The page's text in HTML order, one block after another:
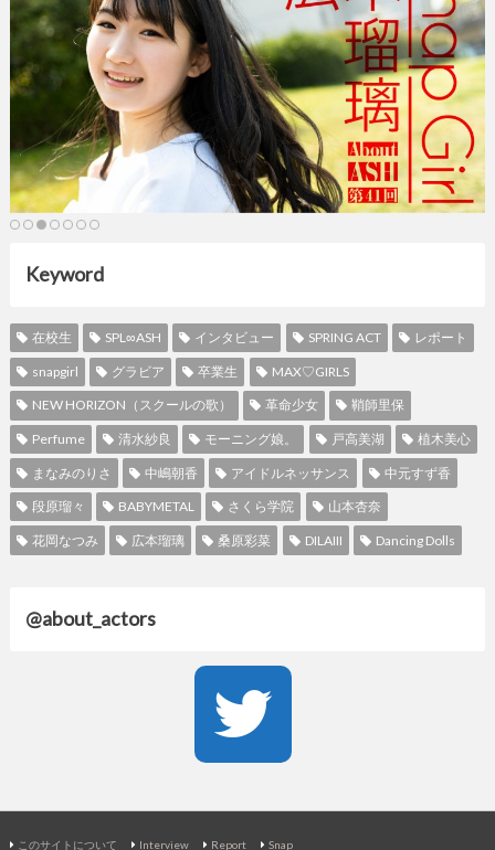
Keyword
在校生 SPL∞ASH インタビュー SPRING ACT レポート
snapgirl グラビア 卒業生 MAX♡GIRLS
NEW HORIZON（スクールの歌） 革命少女 鞘師里保
Perfume 清水紗良 モーニング娘。 戸高美湖 植木美心
まなみのりさ 中嶋朝香 アイドルネッサンス 中元すず香
段原瑠々 BABYMETAL さくら学院 山本杏奈
花岡なつみ 広本瑠璃 桑原彩菜 DILAIII Dancing Dolls
@about_actors
このサイトについて Interview Report Snap